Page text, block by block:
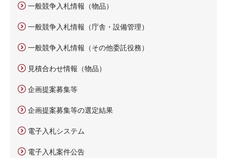
一般競争入札情報（物品）
一般競争入札情報（庁舎・設備管理）
一般競争入札情報（その他委託役務）
見積合わせ情報（物品）
企画提案募集等
企画提案募集等の選定結果
電子入札システム
電子入札案件公告